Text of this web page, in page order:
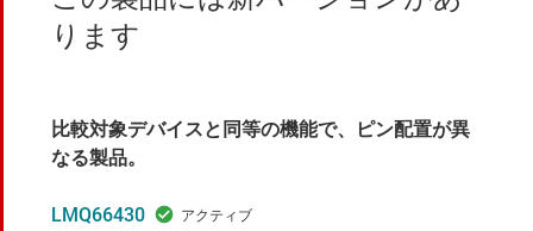
ります
比較対象デバイスと同等の機能で、ピン配置が異
なる製品。
LMQ66430